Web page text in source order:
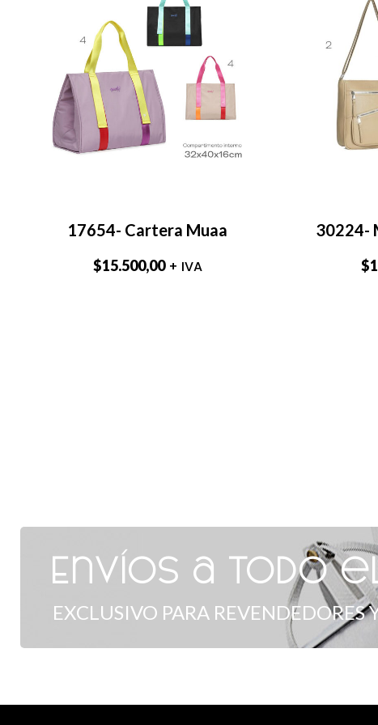
17654- Cartera Muaa
$15.500,00 + IVA
30224-
$
Envíos a todo
EXCLUSIVO PARA REVENDEDORES